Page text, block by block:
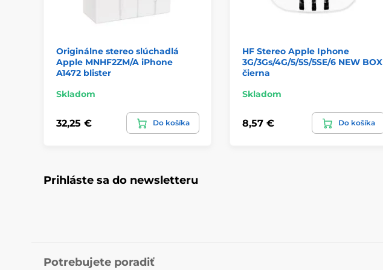
Originálne stereo slúchadlá
Apple MNHF2ZM/A iPhone
A1472 blister
Skladom
32,25 € Do košíka
HF Stereo Apple Iphone
3G/3Gs/4G/5/5S/5SE/6 NEW BOX
čierna
Skladom
8,57 € Do košíka
Prihláste sa do newsletteru
Potrebujete poradiť